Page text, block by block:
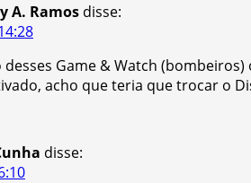
A. Ramos disse:
Game & Watch
acho que teria que trocar o
disse: